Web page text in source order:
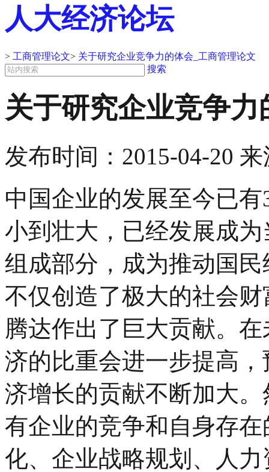
人大经济论坛
> 工商管理论文> 关于研究企业竞争力的体会_工商管理论文
搜索
关于研究企业竞争
发布时间： 2015-04-20 来
中国企业的发展至今已
小到壮大，已经发展成
组成部分，成为推动国
不仅创造了极大的社会
腾达作出了巨大贡献。
济的比重会进一步提高
济增长的贡献不断加大
有企业的竞争和自身存
化、企业战略规划、人